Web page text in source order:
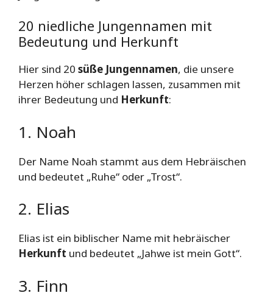
20 niedliche Jungennamen mit
Bedeutung und Herkunft
Hier sind 20 süße Jungennamen, die unsere
Herzen höher schlagen lassen, zusammen mit
ihrer Bedeutung und Herkunft:
1. Noah
Der Name Noah stammt aus dem Hebräischen
und bedeutet „Ruhe“ oder „Trost“.
2. Elias
Elias ist ein biblischer Name mit hebräischer
Herkunft und bedeutet „Jahwe ist mein Gott“.
3. Finn